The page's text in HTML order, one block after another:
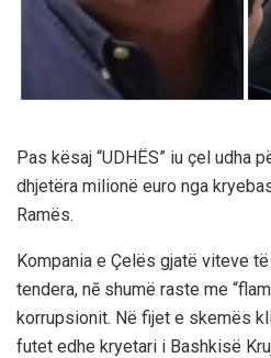
Pas kësaj “UDHËS” iu çel udha
dhjetëra milionë euro nga
Ramës.
Kompania e Çelës gjatë viteve
tendera, nē shumë raste me
korrupsionit. Në fijet e skemës
futet edhe kryetari i Bashkisë